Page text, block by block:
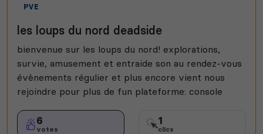
PVE
les loups du nord deadside
bienvenue sur les loups du nord! explorations,
survie, amusement et entraide son au rendez-vous
évènements régulier et plus encore vient nous
rejoindre pour plus de fun plateforme: console
6
votes
1
clics